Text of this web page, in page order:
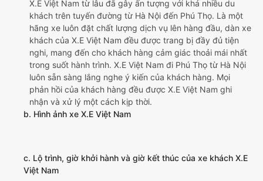
X.E Việt Nam từ lâu đã gây ấn tượng với khá nhiều du
khách trên tuyến đường từ Hà Nội đến Phú Thọ. Là một
hãng xe luôn đặt chất lượng dịch vụ lên hàng đầu, dàn xe
khách của X.E Việt Nam đều được trang bị đầy đủ tiện
nghi, mang đến cho khách hàng cảm giác thoải mái nhất
trong suốt hành trình. X.E Việt Nam đi Phú Thọ từ Hà Nội
luôn sẵn sàng lắng nghe ý kiến của khách hàng. Mọi
phản hồi của khách hàng đều được X.E Việt Nam ghi
nhận và xử lý một cách kịp thời.
b. Hình ảnh xe X.E Việt Nam
c. Lộ trình, giờ khởi hành và giờ kết thúc của xe khách X.E
Việt Nam